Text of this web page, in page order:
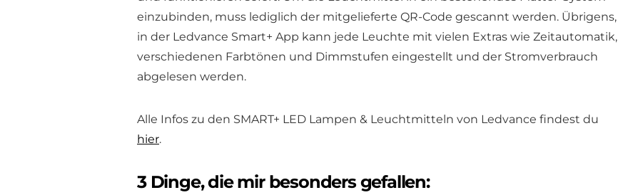
einzubinden, muss lediglich der mitgelieferte QR-Code gescannt werden. Übrigens,
in der Ledvance Smart+ App kann jede Leuchte mit vielen Extras wie Zeitautomatik,
verschiedenen Farbtönen und Dimmstufen eingestellt und der Stromverbrauch
abgelesen werden.
Alle Infos zu den SMART+ LED Lampen & Leuchtmitteln von Ledvance findest du
hier.
3 Dinge, die mir besonders gefallen: